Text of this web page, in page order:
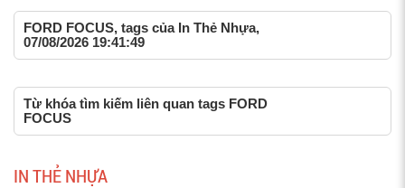
FORD FOCUS, tags của In Thẻ Nhựa,
07/08/2026 19:41:49
Từ khóa tìm kiếm liên quan tags FORD
FOCUS
IN THẺ NHỰA